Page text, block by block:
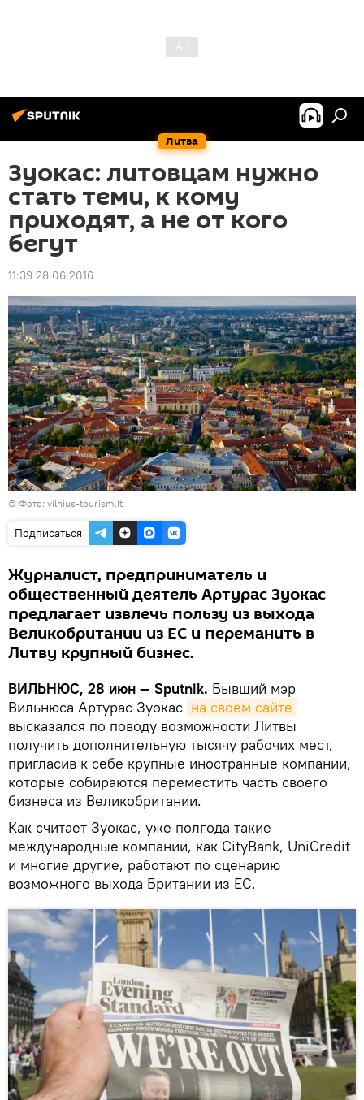
Литва
Зуокас: литовцам нужно
стать теми, к кому
приходят, а не от кого
бегут
11:39 28.06.2016
© Фото: vilnius-tourism.lt
Подписаться
Журналист, предприниматель и
общественный деятель Артурас Зуокас
предлагает извлечь пользу из выхода
Великобритании из ЕС и переманить в
Литву крупный бизнес.
ВИЛЬНЮС, 28 июн — Sputnik. Бывший мэр
Вильнюса Артурас Зуокас на своем сайте
высказался по поводу возможности Литвы
получить дополнительную тысячу рабочих мест,
пригласив к себе крупные иностранные компании,
которые собираются переместить часть своего
бизнеса из Великобритании.
Как считает Зуокас, уже полгода такие
международные компании, как CityBank, UniCredit
и многие другие, работают по сценарию
возможного выхода Британии из ЕС.